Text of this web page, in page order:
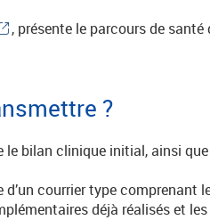
, présente le parcours de
?
le bilan clinique initial, ainsi
courrier type comprenant
déjà réalisés et